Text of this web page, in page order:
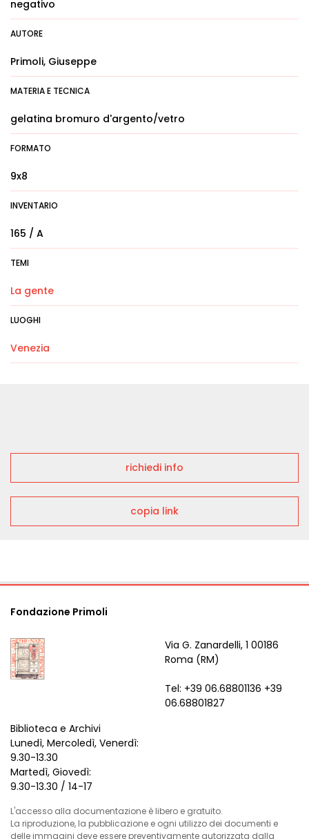
negativo
AUTORE
Primoli, Giuseppe
MATERIA E TECNICA
gelatina bromuro d'argento/vetro
FORMATO
9x8
INVENTARIO
165 / A
TEMI
La gente
LUOGHI
Venezia
richiedi info
copia link
Fondazione Primoli
Via G. Zanardelli, 1 00186
Roma (RM)
Tel: +39 06.68801136 +39
06.68801827
Biblioteca e Archivi
Lunedì, Mercoledì, Venerdì:
9.30-13.30
Martedì, Giovedì:
9.30-13.30 / 14-17
L'accesso alla documentazione è libero e gratuito.
La riproduzione, la pubblicazione e ogni utilizzo dei documenti e
delle immagini deve essere preventivamente autorizzata dalla